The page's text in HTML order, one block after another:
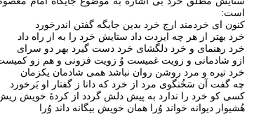
است:
کنون ای خردمند ارج خرد بدین جایگه گفتن اندرخورد
خرد بهتر از هر چه ایزدت داد ستایش خرد را به از راه داد
خرد رهنمای و خرد دلگشای خرد دست گیرد بهر دو سرای
ازو شادمانی و زویت غمیست وُ زویت فزونی و هم زو
خرد تیره و مرد روشن روان نباشد همی شادمان یکزمان
چه گفت آن سَخُنگوی مرد از خرد که دانا ز گفتار او بَرخورد
کسی کو خرد را ندارد به پیش دلش گردد از کردهٔ خویش
هُشیوار دیوانه خواند وُرا همان خویش بیگانه داند وُرا